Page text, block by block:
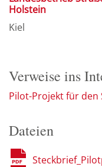
Holstein
Kiel
Verweise ins
Pilot-Projekt für den
Dateien